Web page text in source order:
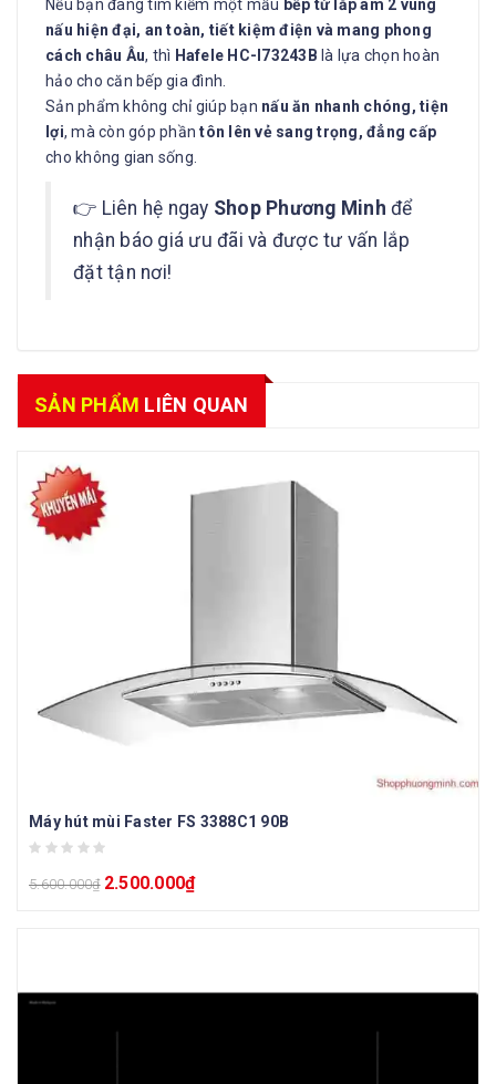
Nếu bạn đang tìm kiếm một mẫu bếp từ lắp âm 2 vùng
nấu hiện đại, an toàn, tiết kiệm điện và mang phong
cách châu Âu, thì Hafele HC-I73243B là lựa chọn hoàn
hảo cho căn bếp gia đình.
Sản phẩm không chỉ giúp bạn nấu ăn nhanh chóng, tiện
lợi, mà còn góp phầntôn lên vẻ sang trọng, đẳng cấp
cho không gian sống.
👉 Liên hệ ngay Shop Phương Minh để
nhận báo giá ưu đãi và được tư vấn lắp
đặt tận nơi!
SẢN PHẨM LIÊN QUAN
Máy hút mùi Faster FS 3388C1 90B
5.600.000₫ 2.500.000₫